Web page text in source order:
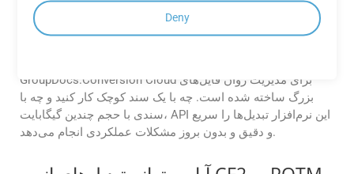
GroupDocs.Conversion Cloud چگونه
فایل‌های حجیم CF2 را در cURL در حین
GroupDocs.Conversion Cloud برای مدیریت روان فایل‌های
بزرگ ساخته شده است. چه با یک سند کوچک کار کنید و چه با
سندی با حجم چندین گیگابایت، API این نرم‌افزار تبدیل‌ها را سریع
و دقیق و بدون بروز مشکلات عملکردی انجام می‌دهد.
Deny